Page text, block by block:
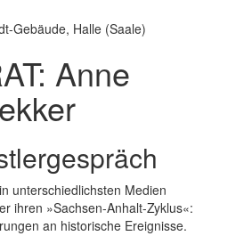
Gebäude, Halle (Saale)
Anne
unterschiedlichsten Medien
ihren »Sachsen-Anhalt-Zyklus«:
an historische Ereignisse.